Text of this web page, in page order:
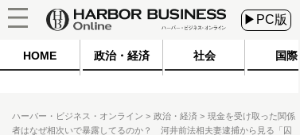
▶PC版
HOME 政治・経済 社会 国際
ハーバー・ビジネス・オンライン 政治・経済
現金を受け取った関係
者はなぜ相次いで暴露してるのか？ 河井前法相夫妻逮捕から見る「囚